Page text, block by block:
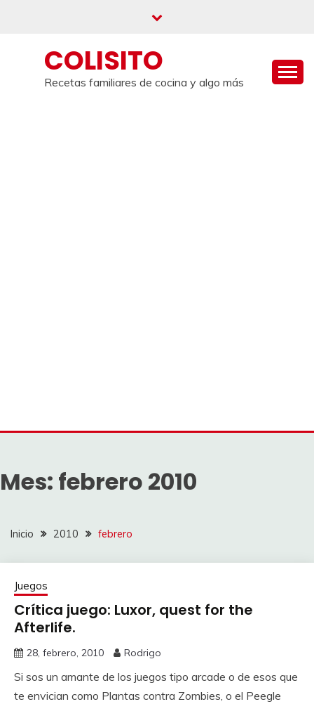
COLISITO
Recetas familiares de cocina y algo más
Mes: febrero 2010
Inicio 2010 febrero
Juegos
Crítica juego: Luxor, quest for the
Afterlife.
28, febrero, 2010 Rodrigo
Si sos un amante de los juegos tipo arcade o de esos que
te envician como Plantas contra Zombies, o el Peegle